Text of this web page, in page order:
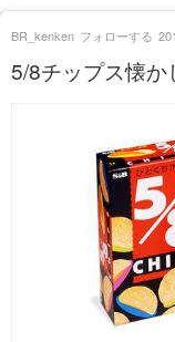
5/8チップス懐か
BR_kenken フォローする